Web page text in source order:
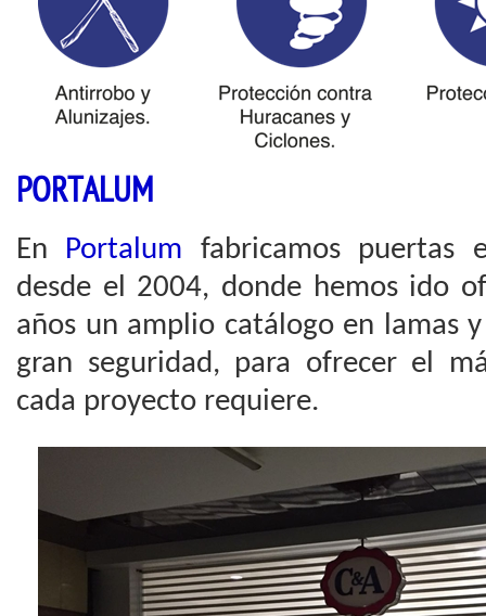
PORTALUM
En Portalum fabricamos puertas
desde el 2004, donde hemos ido
años un amplio catálogo en lamas
gran seguridad, para ofrecer el
cada proyecto requiere.